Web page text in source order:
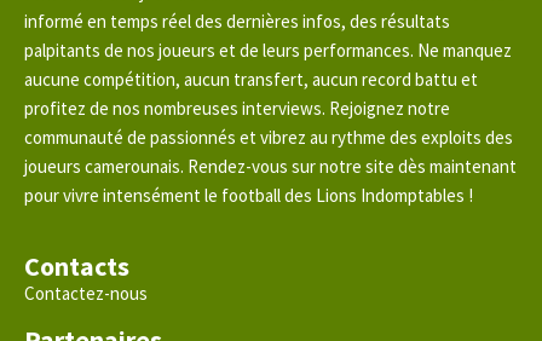
informé en temps réel des dernières infos, des résultats
palpitants de nos joueurs et de leurs performances. Ne manquez
aucune compétition, aucun transfert, aucun record battu et
profitez de nos nombreuses interviews. Rejoignez notre
communauté de passionnés et vibrez au rythme des exploits des
joueurs camerounais. Rendez-vous sur notre site dès maintenant
pour vivre intensément le football des Lions Indomptables !
Contacts
Contactez-nous